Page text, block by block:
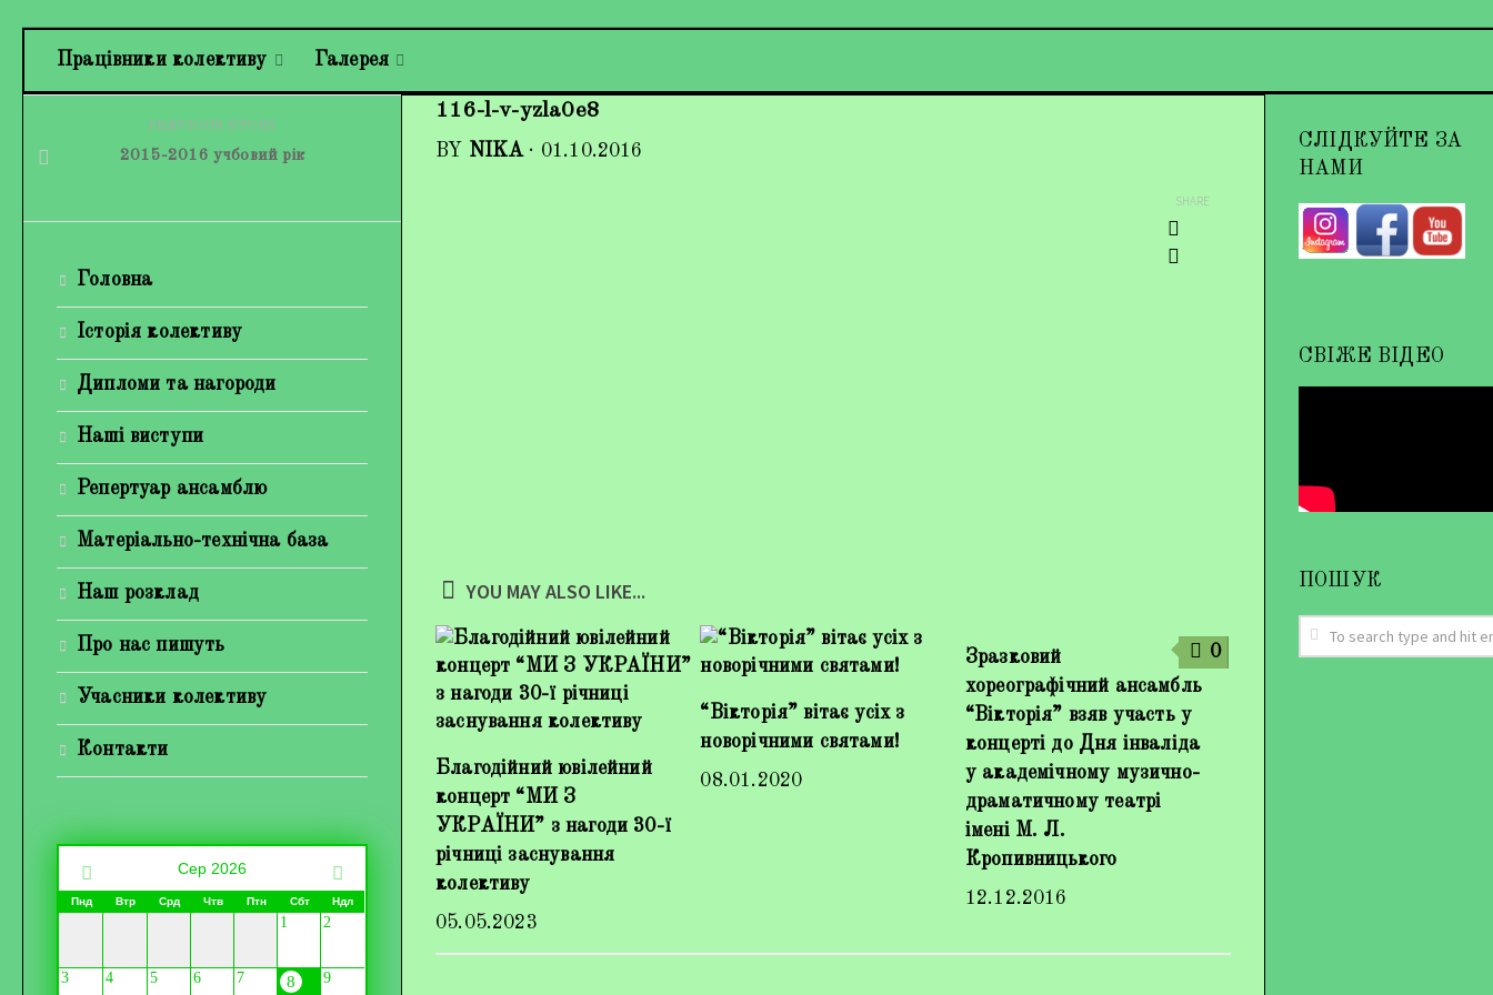
Працівники колективу Галерея
116-l-v-yzla0e8
BY NIKA · 01.10.2016
SHARE
YOU MAY ALSO LIKE...
Благодійний ювілейний
концерт “МИ З
УКРАЇНИ” з нагоди 30-ї
річниці заснування
колективу
05.05.2023
“Вікторія” вітає усіх з
новорічними святами!
08.01.2020
0
Зразковий
хореографічний ансамбль
“Вікторія” взяв участь у
концерті до Дня інваліда
у академічному музично-
драматичному театрі
імені М. Л.
Кропивницького
12.12.2016
PREVIOUS STORY
2015-2016 учбовий рік
Головна
Історія колективу
Дипломи та нагороди
Наші виступи
Репертуар ансамблю
Матеріально-технічна база
Наш розклад
Про нас пишуть
Учасники колективу
Контакти
Сер 2026
Пнд Втр Срд Чтв Птн Сбт Ндл
1 2
3 4 5 6 7 8 9
СЛІДКУЙТЕ ЗА
НАМИ
СВІЖЕ ВІДЕО
ПОШУК